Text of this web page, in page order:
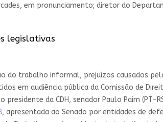
em pronunciamento; diretor do
legislativas
do trabalho informal, prejuízos causados
em audiência pública da Comissão de
presidente da CDH, senador Paulo Paim
, apresentada ao Senado por entidades de